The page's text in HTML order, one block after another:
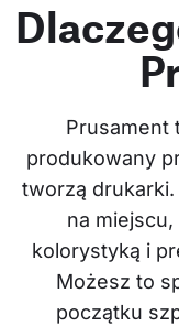
Prusament
produkowany
tworzą
na
kolorystyką i
Możesz to
początku